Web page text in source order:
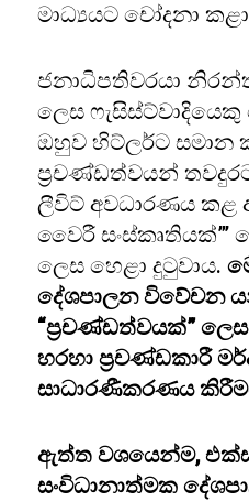
මාධ්‍යයට චෝදනා
ජනාධිපතිවරයා
ලෙස
ඔහුව හිට්ලර්ට සමාන
ප්‍රචණ්ඩත්වයන්
ලීවිට් අවධාරණය කළ
වෛරී සංස්කෘතියක්”’
ලෙස හෙළා දුටුවාය.
දේශපාලන විවේචන
“ප්‍රචණ්ඩත්වයක්”
හරහා ප්‍රචණ්ඩකාරී
සාධාරණීකරණය
ඇත්ත වශයෙන්ම,
සංවිධානාත්මක